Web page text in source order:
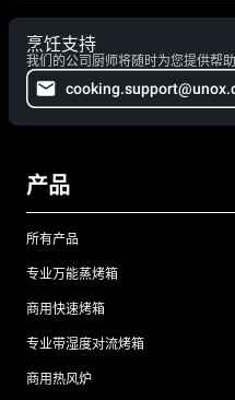
烹饪支持
我们的公司厨师将随时为您提供帮助
产品
所有产品
专业万能蒸烤箱
商用快速烤箱
专业带湿度对流烤箱
商用热风炉